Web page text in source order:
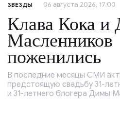
ЗВЕЗДЫ 06 августа 2026, 17:00
Клава Кока и
Масленников
поженились
В последние месяцы СМИ
предстоящую свадьбу 31-
и 31-летнего блогера Димы